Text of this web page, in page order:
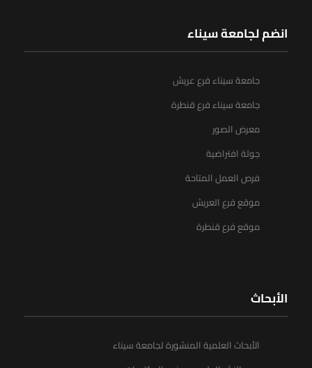
انضم لجامعة سيناء
جامعة سيناء فرع عريش
جامعة سيناء فرع قنطرة
معرض الصور
جولة افتراضية
فرص العمل المتاحة
موقع فرع العريش
موقع فرع قنطرة
الأبحاث
الأبحاث العلمية المنشورة لجامعة سيناء